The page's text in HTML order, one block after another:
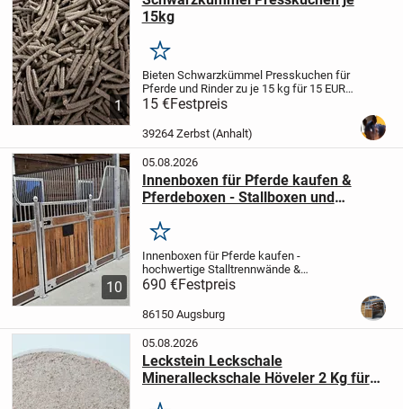
1
15kg
Merken
Bieten Schwarzkümmel Presskuchen für
Pferde und Rinder zu je 15 kg für 15 EUR
an. Haupteinsatzbereiche und
Atemwege: Hilft bei
staubbedingtem Husten, leichten
Bronchialreizungen und...
15 €Festpreis
39264 Zerbst (Anhalt)
10
05.08.2026
Innenboxen für Pferde kaufen &
Pferdeboxen - Stallboxen und
Merken
Innenboxen für Pferde kaufen -
hochwertige Stalltrennwände &
Boxensysteme vom Hersteller
Hochwertige Innenboxen für Pferde und
stabile Trennwände für moderne
Pferdeställe
Unsere Innenboxen für...
690 €Festpreis
86150 Augsburg
05.08.2026
Leckstein Leckschale
Mineralleckschale Höveler 2 Kg für